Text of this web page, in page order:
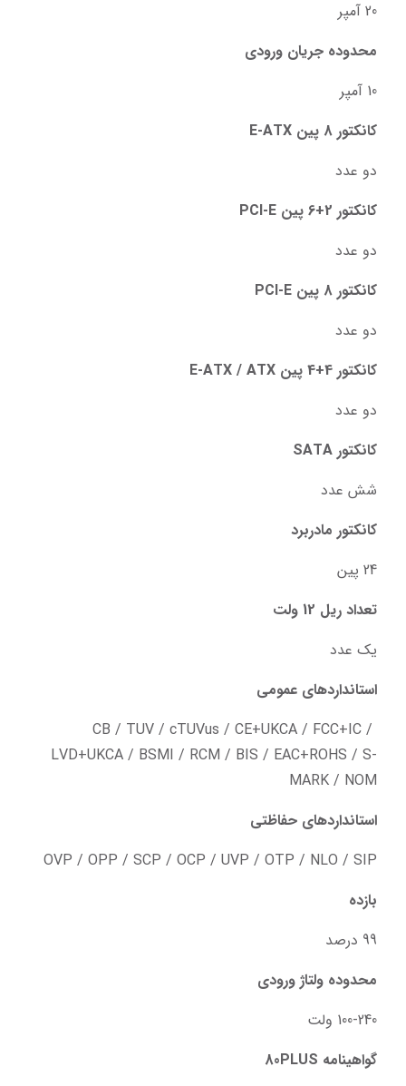
20 آمپر
محدوده جریان ورودی
10 آمپر
کانکتور 8 پین E-ATX
دو عدد
کانکتور 2+6 پین PCI-E
دو عدد
کانکتور 8 پین PCI-E
دو عدد
کانکتور 4+4 پین E-ATX / ATX
دو عدد
کانکتور SATA
شش عدد
کانکتور مادربرد
24 پین
تعداد ریل 12 ولت
یک عدد
استانداردهای عمومی
CB / TUV / cTUVus / CE+UKCA / FCC+IC /
LVD+UKCA / BSMI / RCM / BIS / EAC+ROHS / S-
MARK / NOM
استانداردهای حفاظتی
OVP / OPP / SCP / OCP / UVP / OTP / NLO / SIP
بازده
99 درصد
محدوده ولتاژ ورودی
100-240 ولت
گواهینامه 80PLUS